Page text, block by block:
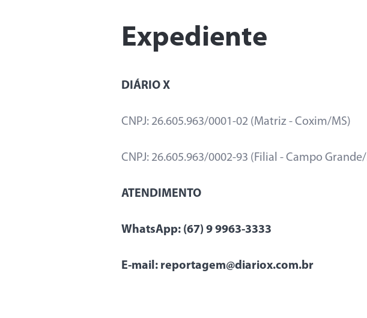
Expediente
DIÁRIO X
CNPJ: 26.605.963/0001-02 (Matriz - Coxim/MS)
CNPJ: 26.605.963/0002-93 (Filial - Campo
ATENDIMENTO
WhatsApp: (67) 9 9963-3333
E-mail: reportagem@diariox.com.br